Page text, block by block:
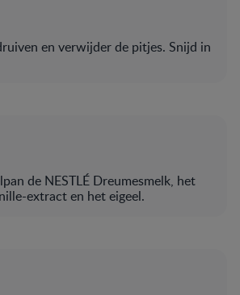
en verwijder de pitjes. Snijd in
de NESTLÉ Dreumesmelk, het
extract en het eigeel.